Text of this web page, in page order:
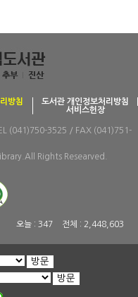
방침
도서관 개인정보처리방침
서비스헌장
(041)750-3525 / FAX (041)751-
Rights Researved.
오늘 : 347 전체 : 2,448,603